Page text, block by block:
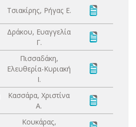
Τσιακίρης, Ρήγας Ε.
Δράκου, Ευαγγελία
Γ.
Πισσαδάκη,
Ελευθερία-Κυριακή
Ι.
Κασσάρα, Χριστίνα
Α.
Κουκάρας,